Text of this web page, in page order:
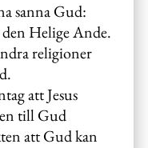
sanna Gud:
Helige Ande.
religioner
att Jesus
till Gud
att Gud kan